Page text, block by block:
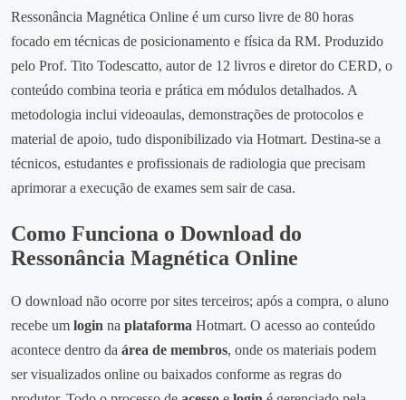
Ressonância Magnética Online é um curso livre de 80 horas
focado em técnicas de posicionamento e física da RM. Produzido
pelo Prof. Tito Todescatto, autor de 12 livros e diretor do CERD, o
conteúdo combina teoria e prática em módulos detalhados. A
metodologia inclui videoaulas, demonstrações de protocolos e
material de apoio, tudo disponibilizado via Hotmart. Destina‑se a
técnicos, estudantes e profissionais de radiologia que precisam
aprimorar a execução de exames sem sair de casa.
Como Funciona o Download do
Ressonância Magnética Online
O download não ocorre por sites terceiros; após a compra, o aluno
recebe um login na plataforma Hotmart. O acesso ao conteúdo
acontece dentro da área de membros, onde os materiais podem
ser visualizados online ou baixados conforme as regras do